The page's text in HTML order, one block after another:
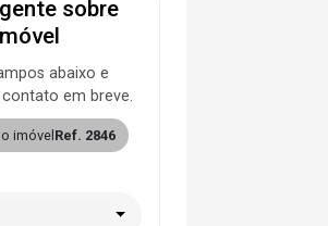
sobre
abaixo e
em breve.
imóvel Ref. 2846